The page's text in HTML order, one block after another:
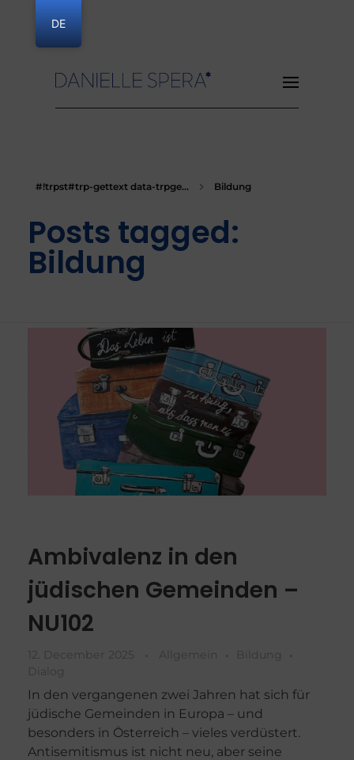
#!trpst#trp-gettext data-trpge... Bildung
Posts tagged:
Bildung
Ambivalenz in den
jüdischen Gemeinden –
NU102
12. December 2025 Allgemein
Bildung
Dialog
In den vergangenen zwei Jahren hat sich für
jüdische Gemeinden in Europa – und
besonders in Österreich – vieles verdüstert.
Antisemitismus ist nicht neu, aber seine
DE